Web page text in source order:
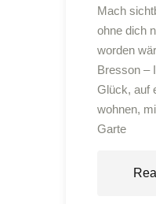
Mach
ohne dich
worden
Bresson –
Glück, auf
wohnen,
Garte